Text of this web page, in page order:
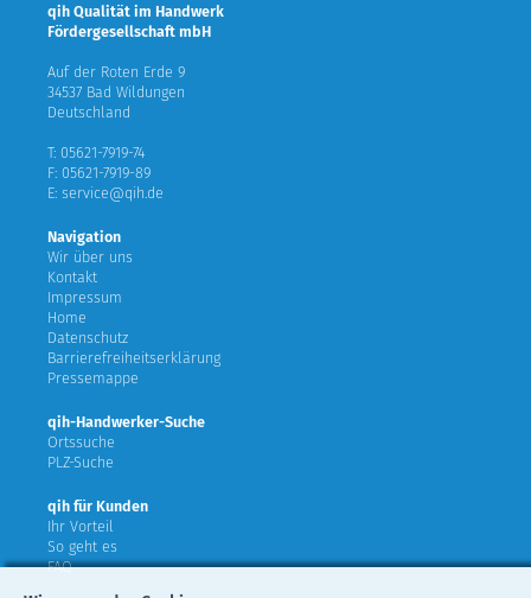
qih Qualität im Handwerk
Fördergesellschaft mbH
Auf der Roten Erde 9
34537 Bad Wildungen
Deutschland
T: 05621-7919-74
F: 05621-7919-89
E: service@qih.de
Navigation
Wir über uns
Kontakt
Impressum
Home
Datenschutz
Barrierefreiheitserklärung
Pressemappe
qih-Handwerker-Suche
Ortssuche
PLZ-Suche
qih für Kunden
Ihr Vorteil
So geht es
FAQ